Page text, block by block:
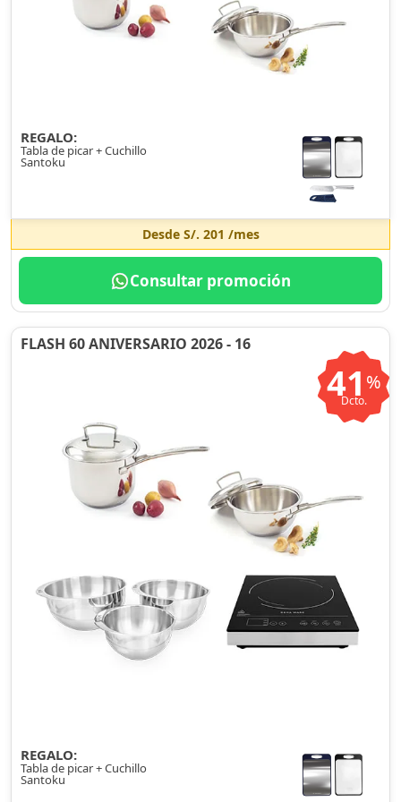
REGALO:
Tabla de picar + Cuchillo
Santoku
Desde S/. 201 /mes
Consultar promoción
FLASH 60 ANIVERSARIO 2026 - 16
41 %
Dcto.
REGALO:
Tabla de picar + Cuchillo
Santoku